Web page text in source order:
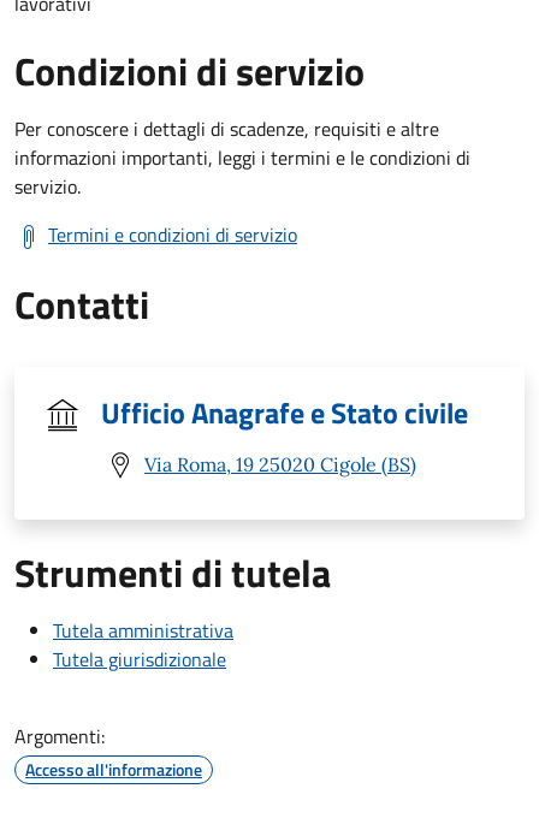
Condizioni di servizio
Per conoscere i dettagli di scadenze, requisiti e altre
informazioni importanti, leggi i termini e le condizioni di
servizio.
Termini e condizioni di servizio
Contatti
Ufficio Anagrafe e Stato civile
Via Roma, 19 25020 Cigole (BS)
Strumenti di tutela
Tutela amministrativa
Tutela giurisdizionale
Argomenti:
Accesso all'informazione